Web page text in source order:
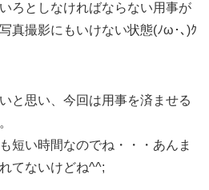
ろとしなければならない用事が
真撮影にもいけない状態(ﾉω･､)ｸ
と思い、今回は用事を済ませる
短い時間なのでね・・・あんま
てないけどね^^;